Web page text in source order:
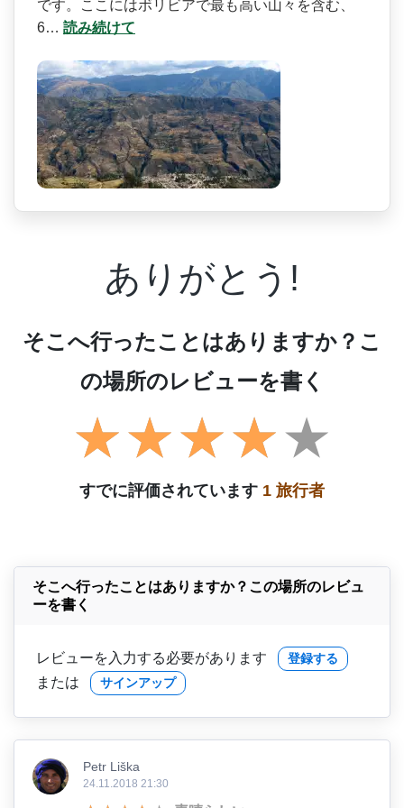
です。ここにはボリビアで最も高い山­々を含む、
6… 読み続けて
ありがとう!
そこへ行ったことはありますか？こ
の場所のレビューを書く
すでに評価されています 1 旅行者
そこへ行ったことはありますか？この場所のレビュ
ーを書く
レビューを入力する必要があります 登録する
または サインアップ
Petr Liška
24.11.2018 21:30